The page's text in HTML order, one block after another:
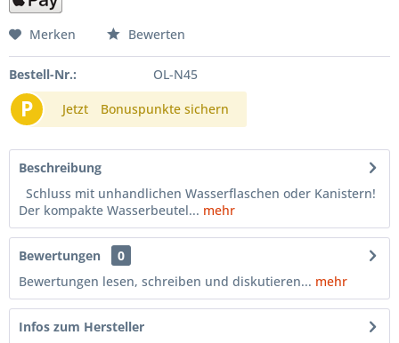
Merken Bewerten
Bestell-Nr.: OL-N45
P Jetzt Bonuspunkte sichern
Beschreibung
Schluss mit unhandlichen Wasserflaschen oder Kanistern!
Der kompakte Wasserbeutel... mehr
Bewertungen
0
Bewertungen lesen, schreiben und diskutieren... mehr
Infos zum Hersteller